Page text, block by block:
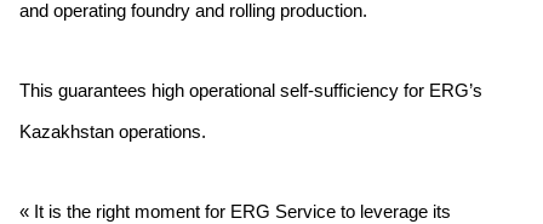
and operating foundry and rolling production.
This guarantees high operational self-sufficiency for ERG’s
Kazakhstan operations.
« It is the right moment for ERG Service to leverage its